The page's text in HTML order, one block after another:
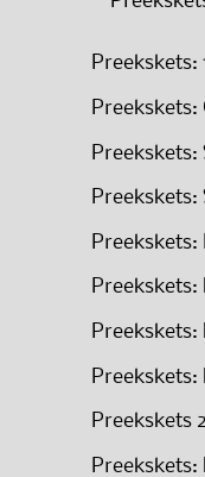
Preekskets:
Preekskets:
Preekskets:
Preekskets:
Preekskets:
Preekskets:
Preekskets:
Preekskets
Preekskets: